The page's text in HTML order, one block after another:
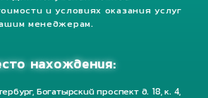
и условиях оказания услуг
менеджерам.
нахождения:
Богатырский проспект д. 18, к. 4,